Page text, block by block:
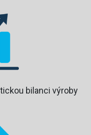
bilanci výroby